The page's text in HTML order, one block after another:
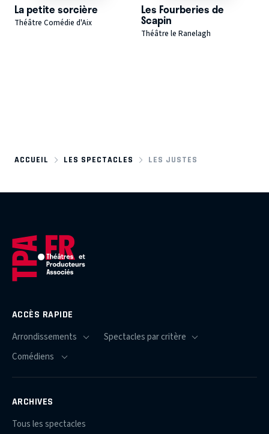
La petite sorcière
Théâtre Comédie d'Aix
Les Fourberies de
Scapin
Théâtre le Ranelagh
ACCUEIL LES SPECTACLES LES JUSTES
ACCÈS RAPIDE
ARCHIVES
Tous les spectacles